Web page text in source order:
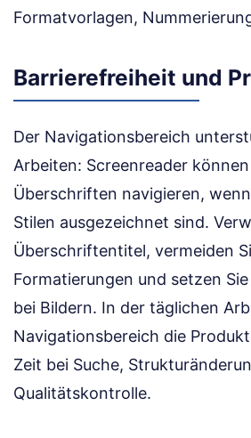
Formatvorlagen,
Barrierefreiheit und
Der Navigationsbereich
Arbeiten: Screenreader
Überschriften navigieren,
Stilen ausgezeichnet sind.
Überschriftentitel, vermeiden
Formatierungen und setzen
bei Bildern. In der täglichen
Navigationsbereich die
Zeit bei Suche,
Qualitätskontrolle.